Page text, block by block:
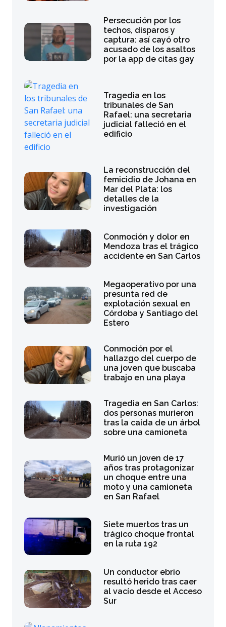
Persecución por los
techos, disparos y
captura: así cayó otro
acusado de los asaltos
por la app de citas gay
Tragedia en los
tribunales de San
Rafael: una secretaria
judicial falleció en el
edificio
La reconstrucción del
femicidio de Johana en
Mar del Plata: los
detalles de la
investigación
Conmoción y dolor en
Mendoza tras el trágico
accidente en San Carlos
Megaoperativo por una
presunta red de
explotación sexual en
Córdoba y Santiago del
Estero
Conmoción por el
hallazgo del cuerpo de
una joven que buscaba
trabajo en una playa
Tragedia en San Carlos:
dos personas murieron
tras la caída de un árbol
sobre una camioneta
Murió un joven de 17
años tras protagonizar
un choque entre una
moto y una camioneta
en San Rafael
Siete muertos tras un
trágico choque frontal
en la ruta 192
Un conductor ebrio
resultó herido tras caer
al vacío desde el Acceso
Sur